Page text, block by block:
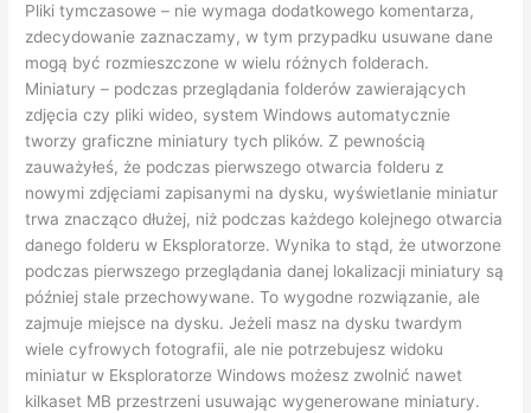
Pliki tymczasowe – nie wymaga dodatkowego komentarza,
zdecydowanie zaznaczamy, w tym przypadku usuwane dane
mogą być rozmieszczone w wielu różnych folderach.
Miniatury – podczas przeglądania folderów zawierających
zdjęcia czy pliki wideo, system Windows automatycznie
tworzy graficzne miniatury tych plików. Z pewnością
zauważyłeś, że podczas pierwszego otwarcia folderu z
nowymi zdjęciami zapisanymi na dysku, wyświetlanie miniatur
trwa znacząco dłużej, niż podczas każdego kolejnego otwarcia
danego folderu w Eksploratorze. Wynika to stąd, że utworzone
podczas pierwszego przeglądania danej lokalizacji miniatury są
później stale przechowywane. To wygodne rozwiązanie, ale
zajmuje miejsce na dysku. Jeżeli masz na dysku twardym
wiele cyfrowych fotografii, ale nie potrzebujesz widoku
miniatur w Eksploratorze Windows możesz zwolnić nawet
kilkaset MB przestrzeni usuwając wygenerowane miniatury.